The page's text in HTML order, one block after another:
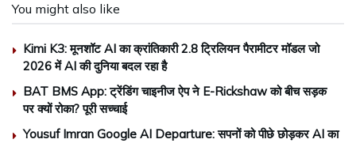
You might also like
Kimi K3: मूनशॉट AI का क्रांतिकारी 2.8 ट्रिलियन पैरामीटर मॉडल जो
2026 में AI की दुनिया बदल रहा है
BAT BMS App: ट्रेंडिंग चाइनीज ऐप ने E-Rickshaw को बीच सड़क
पर क्यों रोका? पूरी सच्चाई
Yousuf Imran Google AI Departure: सपनों को पीछे छोड़कर AI का